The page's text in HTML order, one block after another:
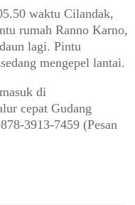
waktu Cilandak,
rumah Ranno Karno,
lagi. Pintu
mengepel lantai.
di
cepat Gudang
3913-7459 (Pesan